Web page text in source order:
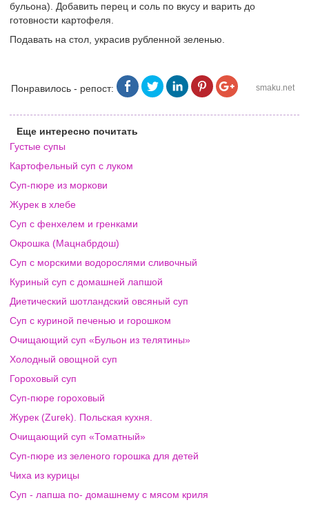
бульона). Добавить перец и соль по вкусу и варить до
готовности картофеля.
Подавать на стол, украсив рубленной зеленью.
Понравилось - репост: smaku.net
Еще интересно почитать
Густые супы
Картофельный суп с луком
Суп-пюре из моркови
Журек в хлебе
Суп с фенхелем и гренками
Окрошка (Мацнабрдош)
Суп с морскими водорослями сливочный
Куриный суп с домашней лапшой
Диетический шотландский овсяный суп
Суп с куриной печенью и горошком
Очищающий суп «Бульон из телятины»
Холодный овощной суп
Гороховый суп
Суп-пюре гороховый
Журек (Zurek). Польская кухня.
Очищающий суп «Томатный»
Суп-пюре из зеленого горошка для детей
Чиха из курицы
Суп - лапша по- домашнему с мясом криля